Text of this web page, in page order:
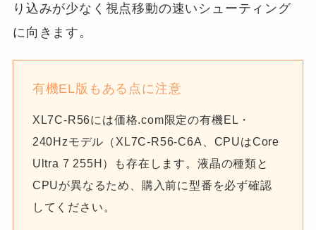
り込みが少なく視点移動の速いシューティング
に向きます。
有機EL版もある点に注意
XL7C-R56には価格.com限定の有機EL・
240Hzモデル（XL7C-R56-C6A、CPUはCore
Ultra 7 255H）も存在します。液晶の種類と
CPUが異なるため、購入前に型番を必ず確認
してください。